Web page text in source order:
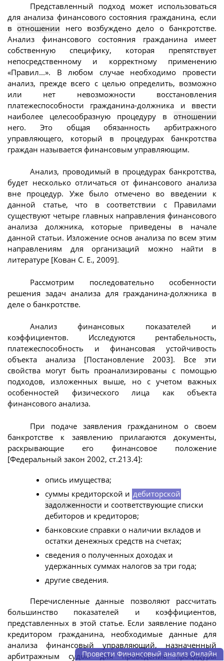
Представленный подход может использоваться
для анализа финансового состояния гражданина, если
вотношении него возбуждено дело о банкротстве.
Анализ финансового состояния гражданина имеет
собственную специфику, которая препятствует
непосредственному и корректному применению
«Правил...». В любом случае необходимо провести
анализ, прежде всего с целью определить, возможно
или нет невозможности восстановления
платежеспособности гражданина-должника и ввести
наиболее целесообразную процедуру в отношении
него. Это общая обязанность арбитражного
управляющего, который в процедурах банкротства
граждан называется финансовым управляющим.
Анализ, проводимый в процедурах банкротства,
будет несколько отличаться от финансового анализа
вне процедур. Уже было отмечено во введении к
данной статье, что в соответствии с Правилами
существуют четыре главных направления финансового
анализа должника, которые приведены в начале
данной статьи. Изложение основ анализа по всем этим
направлениям для организаций можно найти в
литературе [Кован С. Е., 2009].
Рассмотрим последовательно особенности
решения задач анализа для гражданина-должника в
деле о банкротстве.
Анализ финансовых показателей и
коэффициентов. Исследуются рентабельность,
платежеспособность и финансовая устойчивость
объекта анализа [Постановление 2003]. Все эти
свойства могут быть проанализированы с помощью
подходов, изложенных выше, но с учетом важных
особенностей физического лица как объекта
финансового анализа.
При подаче заявления гражданином о своем
банкротстве к заявлению прилагаются документы,
раскрывающие его финансовое положение
[Федеральный закон 2002, ст.213.4]:
опись имущества;
суммы кредиторской и дебиторской
задолженности и соответствующие списки
дебиторов и кредиторов;
банковские справки о наличии вкладов и
остатки денежных средств на счетах;
сведения о полученных доходах и
удержанных суммах налогов за три года;
другие сведения.
Перечисленные данные позволяют рассчитать
большинство показателей и коэффициентов,
представленных в этой статье. Если заявление подано
кредитором гражданина, необходимые данные для
анализа финансовый управляющий, назначенный
арбитражным судом для проведения процедуры
Провести Финансовый анализ Онлайн